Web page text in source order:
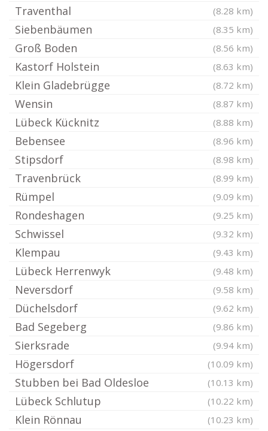
Traventhal (8.28 km)
Siebenbäumen (8.35 km)
Groß Boden (8.56 km)
Kastorf Holstein (8.63 km)
Klein Gladebrügge (8.72 km)
Wensin (8.87 km)
Lübeck Kücknitz (8.88 km)
Bebensee (8.96 km)
Stipsdorf (8.98 km)
Travenbrück (8.99 km)
Rümpel (9.09 km)
Rondeshagen (9.25 km)
Schwissel (9.32 km)
Klempau (9.43 km)
Lübeck Herrenwyk (9.48 km)
Neversdorf (9.58 km)
Düchelsdorf (9.62 km)
Bad Segeberg (9.86 km)
Sierksrade (9.94 km)
Högersdorf (10.09 km)
Stubben bei Bad Oldesloe (10.13 km)
Lübeck Schlutup (10.22 km)
Klein Rönnau (10.23 km)